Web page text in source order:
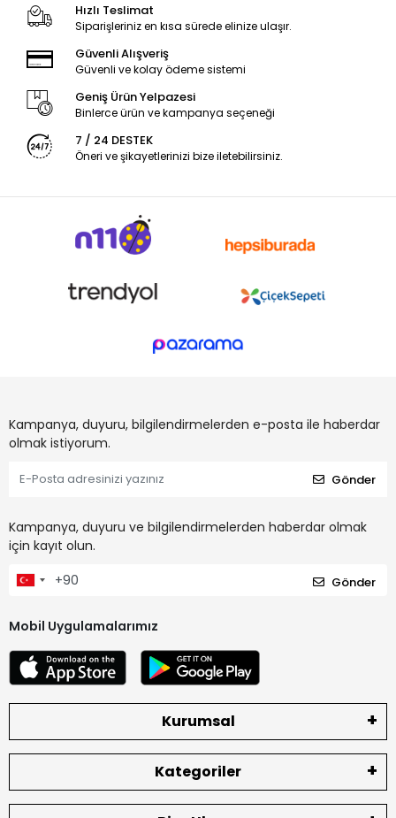
Hızlı Teslimat
Siparişleriniz en kısa sürede elinize ulaşır.
Güvenli Alışveriş
Güvenli ve kolay ödeme sistemi
Geniş Ürün Yelpazesi
Binlerce ürün ve kampanya seçeneği
7 / 24 DESTEK
Öneri ve şikayetlerinizi bize iletebilirsiniz.
Kampanya, duyuru, bilgilendirmelerden e-posta ile haberdar
olmak istiyorum.
Gönder
Kampanya, duyuru ve bilgilendirmelerden haberdar olmak
için kayıt olun.
Gönder
Mobil Uygulamalarımız
Kurumsal
Kategoriler